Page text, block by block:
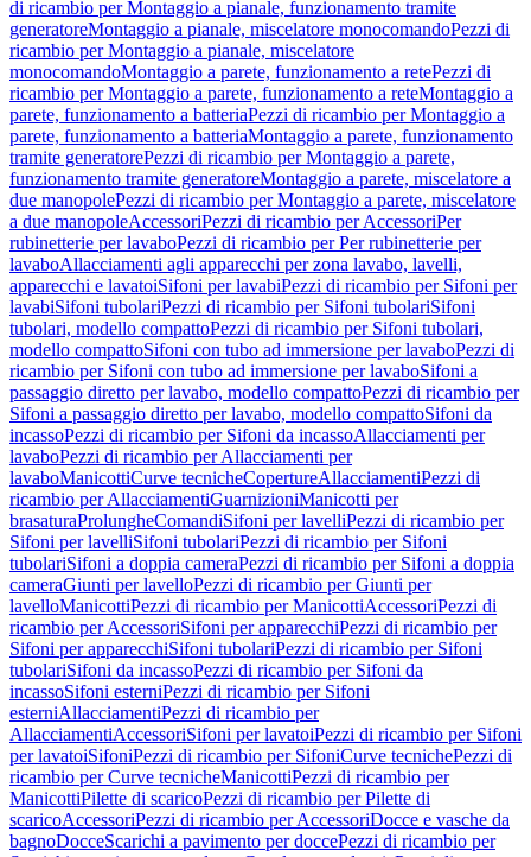
di ricambio per Montaggio a pianale, funzionamento tramite
generatoreMontaggio a pianale, miscelatore monocomandoPezzi di
ricambio per Montaggio a pianale, miscelatore
monocomandoMontaggio a parete, funzionamento a retePezzi di
ricambio per Montaggio a parete, funzionamento a reteMontaggio a
parete, funzionamento a batteriaPezzi di ricambio per Montaggio a
parete, funzionamento a batteriaMontaggio a parete, funzionamento
tramite generatorePezzi di ricambio per Montaggio a parete,
funzionamento tramite generatoreMontaggio a parete, miscelatore a
due manopolePezzi di ricambio per Montaggio a parete, miscelatore
a due manopoleAccessoriPezzi di ricambio per AccessoriPer
rubinetterie per lavaboPezzi di ricambio per Per rubinetterie per
lavaboAllacciamenti agli apparecchi per zona lavabo, lavelli,
apparecchi e lavatoiSifoni per lavabiPezzi di ricambio per Sifoni per
lavabiSifoni tubolariPezzi di ricambio per Sifoni tubolariSifoni
tubolari, modello compattoPezzi di ricambio per Sifoni tubolari,
modello compattoSifoni con tubo ad immersione per lavaboPezzi di
ricambio per Sifoni con tubo ad immersione per lavaboSifoni a
passaggio diretto per lavabo, modello compattoPezzi di ricambio per
Sifoni a passaggio diretto per lavabo, modello compattoSifoni da
incassoPezzi di ricambio per Sifoni da incassoAllacciamenti per
lavaboPezzi di ricambio per Allacciamenti per
lavaboManicottiCurve tecnicheCopertureAllacciamentiPezzi di
ricambio per AllacciamentiGuarnizioniManicotti per
brasaturaProlungheComandiSifoni per lavelliPezzi di ricambio per
Sifoni per lavelliSifoni tubolariPezzi di ricambio per Sifoni
tubolariSifoni a doppia cameraPezzi di ricambio per Sifoni a doppia
cameraGiunti per lavelloPezzi di ricambio per Giunti per
lavelloManicottiPezzi di ricambio per ManicottiAccessoriPezzi di
ricambio per AccessoriSifoni per apparecchiPezzi di ricambio per
Sifoni per apparecchiSifoni tubolariPezzi di ricambio per Sifoni
tubolariSifoni da incassoPezzi di ricambio per Sifoni da
incassoSifoni esterniPezzi di ricambio per Sifoni
esterniAllacciamentiPezzi di ricambio per
AllacciamentiAccessoriSifoni per lavatoiPezzi di ricambio per Sifoni
per lavatoiSifoniPezzi di ricambio per SifoniCurve tecnichePezzi di
ricambio per Curve tecnicheManicottiPezzi di ricambio per
ManicottiPilette di scaricoPezzi di ricambio per Pilette di
scaricoAccessoriPezzi di ricambio per AccessoriDocce e vasche da
bagnoDocceScarichi a pavimento per doccePezzi di ricambio per